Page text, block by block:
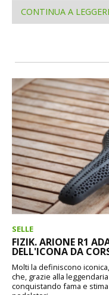
CONTINUA A
SELLE
FIZIK. ARIONE R1
DELL'ICONA DA
Molti la definiscono
che, grazie alla
conquistando fama e